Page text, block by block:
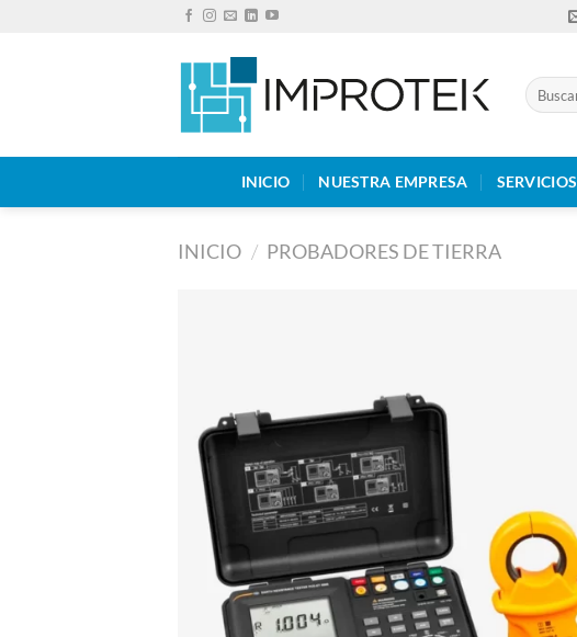
Buscar
por:
INICIO NUESTRA EMPRESA SERVICIOS
INICIO / PROBADORES DE TIERRA